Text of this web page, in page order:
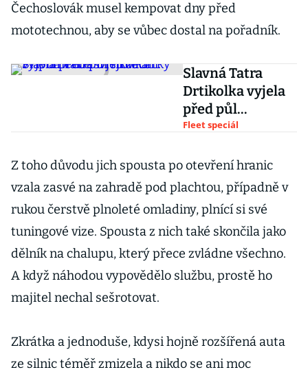
Čechoslovák musel kempovat dny před
mototechnou, aby se vůbec dostal na pořadník.
Slavná Tatra
Drtikolka vyjela
před půl
stoletím.
začátky
Fleet speciál
Z toho důvodu jich spousta po otevření hranic
vzala zasvé na zahradě pod plachtou, případně v
rukou čerstvě plnoleté omladiny, plnící si své
tuningové vize. Spousta z nich také skončila jako
dělník na chalupu, který přece zvládne všechno.
A když náhodou vypovědělo službu, prostě ho
majitel nechal sešrotovat.
Zkrátka a jednoduše, kdysi hojně rozšířená auta
ze silnic téměř zmizela a nikdo se ani moc